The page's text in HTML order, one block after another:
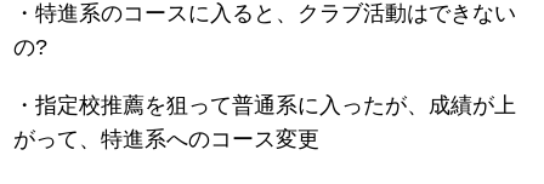
・特進系のコースに入ると、クラブ活動はできない
の?
・指定校推薦を狙って普通系に入ったが、成績が上
がって、特進系へのコース変更